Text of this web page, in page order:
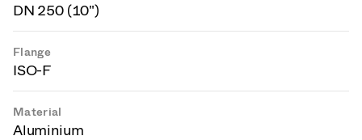
DN 250 (10")
Flange
ISO-F
Material
Aluminium